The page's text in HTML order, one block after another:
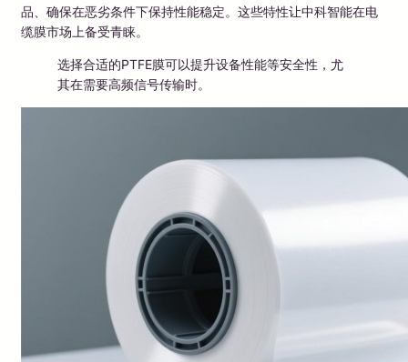
品、确保在恶劣条件下保持性能稳定。这些特性让中科智能在电
缆膜市场上备受青睐。
选择合适的PTFE膜可以提升设备性能等安全性，尤
其在需要高频信号传输时。